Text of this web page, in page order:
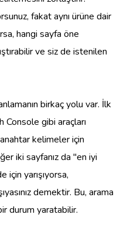
fakat aynı ürüne dair
hangi sayfa öne
ve siz de istenilen
birkaç yolu var. İlk
gibi araçları
kelimeler için
iki sayfanız da "en iyi
için yarışıyorsa,
demektir. Bu, arama
durum yaratabilir.